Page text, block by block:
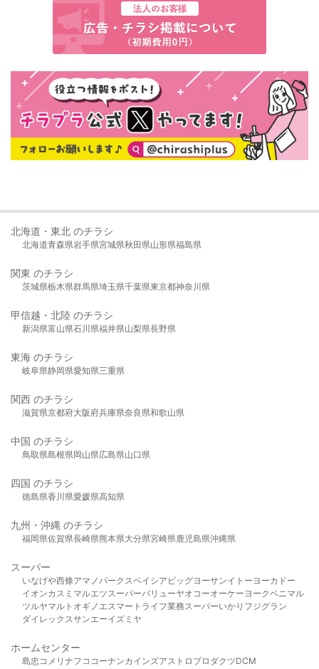
北海道・東北 のチラシ
北海道青森県岩手県宮城県秋田県山形県福島県
関東 のチラシ
茨城県栃木県群馬県埼玉県千葉県東京都神奈川県
甲信越・北陸 のチラシ
新潟県富山県石川県福井県山梨県長野県
東海 のチラシ
岐阜県静岡県愛知県三重県
関西 のチラシ
滋賀県京都府大阪府兵庫県奈良県和歌山県
中国 のチラシ
鳥取県島根県岡山県広島県山口県
四国 のチラシ
徳島県香川県愛媛県高知県
九州・沖縄 のチラシ
福岡県佐賀県長崎県熊本県大分県宮崎県鹿児島県沖縄県
スーパー
いなげや西條アマノパークスベイシア ビッグヨーサンイトーヨーカドー
イオンカスミ マルエツスーパーバリューヤオコーオーケー ヨークベニマル
ツルヤマルト オギノ エスマート ライフ業務スーパーいかり フジグラン
ダイレックスサンエーイズミヤ
ホームセンター
島忠 コメリ ナフコ コーナンカインズアストロプロダクツDCM